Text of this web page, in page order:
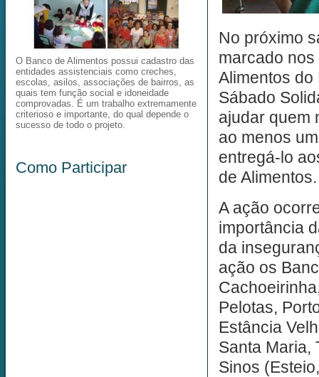
O Banco de Alimentos possui cadastro das
entidades assistenciais como creches,
escolas, asilos, associações de bairros, as
quais tem função social e idoneidade
comprovadas. É um trabalho extremamente
criterioso e importante, do qual depende o
sucesso de todo o projeto.
Como Participar
No próximo
marcado
Alimentos do
Sábado
ajudar quem
ao menos
entregá-lo
de Alimentos.
A ação
importância
da
ação os
Pelotas,
Estância
Santa Maria,
Sinos